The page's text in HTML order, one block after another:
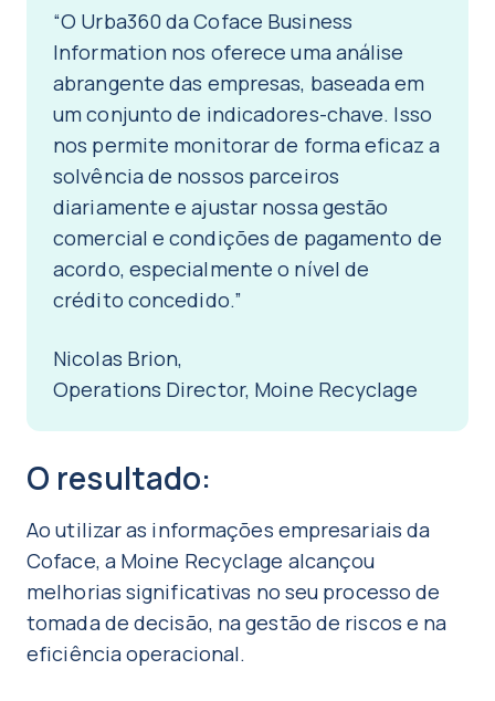
“O Urba360 da Coface Business
Information nos oferece uma análise
abrangente das empresas, baseada em
um conjunto de indicadores-chave. Isso
nos permite monitorar de forma eficaz a
solvência de nossos parceiros
diariamente e ajustar nossa gestão
comercial e condições de pagamento de
acordo, especialmente o nível de
crédito concedido.”
Nicolas Brion,
Operations Director, Moine Recyclage
O resultado:
Ao utilizar as informações empresariais da
Coface, a Moine Recyclage alcançou
melhorias significativas no seu processo de
tomada de decisão, na gestão de riscos e na
eficiência operacional.